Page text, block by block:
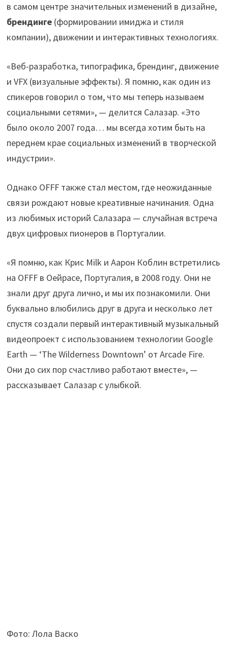
в самом центре значительных изменений в дизайне,
брендинге (формировании имиджа и стиля
компании), движении и интерактивных технологиях.
«Веб-разработка, типографика, брендинг, движение
и VFX (визуальные эффекты). Я помню, как один из
спикеров говорил о том, что мы теперь называем
социальными сетями», — делится Салазар. «Это
было около 2007 года… мы всегда хотим быть на
переднем крае социальных изменений в творческой
индустрии».
Однако OFFF также стал местом, где неожиданные
связи рождают новые креативные начинания. Одна
из любимых историй Салазара — случайная встреча
двух цифровых пионеров в Португалии.
«Я помню, как Крис Мilk и Аарон Коблин встретились
на OFFF в Оейрасе, Португалия, в 2008 году. Они не
знали друг друга лично, и мы их познакомили. Они
буквально влюбились друг в друга и несколько лет
спустя создали первый интерактивный музыкальный
видеопроект с использованием технологии Google
Earth — ‘The Wilderness Downtown’ от Arcade Fire.
Они до сих пор счастливо работают вместе», —
рассказывает Салазар с улыбкой.
Фото: Лола Васко